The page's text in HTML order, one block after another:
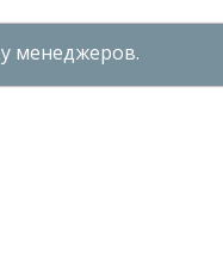
менеджеров.